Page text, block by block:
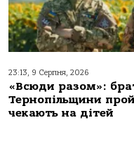
23:13, 9 Серпня, 2026
«Всюди разом»:
Тернопільщини
чекають на дітей